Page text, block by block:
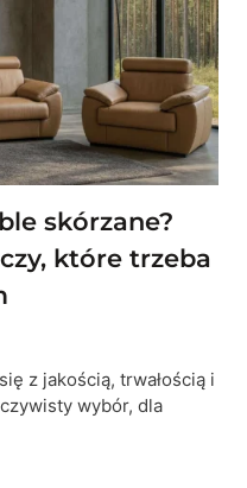
skórzane?
które trzeba
z jakością, trwałością i
wybór, dla